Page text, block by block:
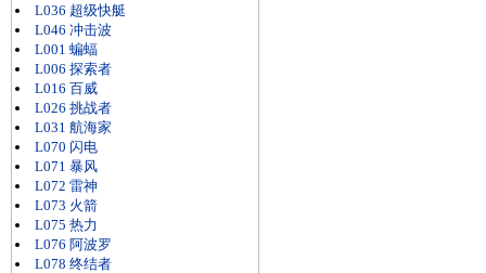
L036 超级快艇
L046 冲击波
L001 蝙蝠
L006 探索者
L016 百威
L026 挑战者
L031 航海家
L070 闪电
L071 暴风
L072 雷神
L073 火箭
L075 热力
L076 阿波罗
L078 终结者